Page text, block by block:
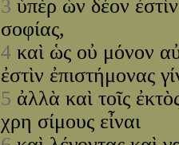
3 ὑπὲρ ὧν δέον
σοφίας,
4 καὶ ὡς οὐ μόνον
ἐστὶν ἐπιστήμονας
5 ἀλλὰ καὶ τοῖς
χρη σίμους εἶναι